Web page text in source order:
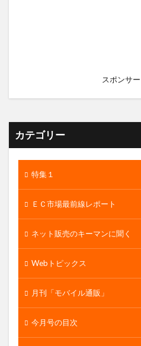
スポンサ
カテゴリー
特集１
ＥＣ市場最前線レポート
ネット販売のキーマンに聞く
Webトピックス
月刊「モバイル通販」
今月号の目次